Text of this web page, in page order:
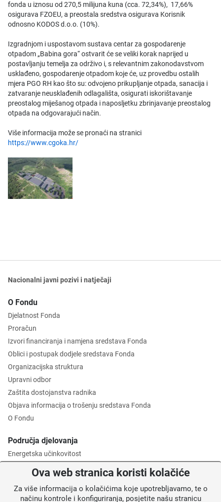
fonda u iznosu od 270,5 milijuna kuna (cca. 72,34%), 17,66%
osigurava FZOEU, a preostala sredstva osigurava Korisnik
odnosno KODOS d.o.o. (10%).
Izgradnjom i uspostavom sustava centar za gospodarenje
otpadom „Babina gora“ ostvarit će se veliki korak naprijed u
postavljanju temelja za održivo i, s relevantnim zakonodavstvom
usklađeno, gospodarenje otpadom koje će, uz provedbu ostalih
mjera PGO RH kao što su: odvojeno prikupljanje otpada, sanacija i
zatvaranje neusklađenih odlagališta, osigurati iskorištavanje
preostalog miješanog otpada i naposljetku zbrinjavanje preostalog
otpada na odgovarajući način.
Više informacija može se pronaći na stranici
https://www.cgoka.hr/
Nacionalni javni pozivi i natječaji
O Fondu
Djelatnost Fonda
Proračun
Izvori financiranja i namjena sredstava Fonda
Oblici i postupak dodjele sredstava Fonda
Organizacijska struktura
Upravni odbor
Zaštita dostojanstva radnika
Objava informacija o trošenju sredstava Fonda
O Fondu
Područja djelovanja
Energetska učinkovitost
Zaštita okoliša
Posredničko tijelo razine 2
Ova web stranica koristi kolačiće
Za više informacija o kolačićima koje upotrebljavamo, te o
načinu kontrole i konfiguriranja, posjetite našu stranicu